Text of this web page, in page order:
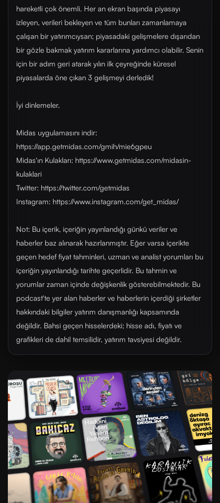
hareketli çok önemli. Her an ekran başında piyasayı
izleyen, verileri bekleyen ve tüm bunları zamanlamaya
çalışan bir yatırımcıysan; piyasadaki gelişmelere dışarıdan
bir gözle bakmak yatırım kararlarına yardımcı olabilir. Senin
için bir adım geri atarak yılın ilk çeyreğinde küresel
piyasalarda öne çıkan 3 gelişmeyi derledik!
İyi dinlemeler.
Midas uygulamasını indir:
https://app.getmidas.com/gmih/mie6gpeu
Midas'ın Kulakları: https://www.getmidas.com/midasin-
kulaklari
Twitter: https://twitter.com/getmidas
Instagram: https://www.instagram.com/get_midas/
Not: Bu içerik, içeriğin yayınlandığı günkü veriler ve
haberler baz alınarak hazırlanmıştır. Eğer varsa içerikte
geçen hedef fiyat tahminleri, uzman ve analist yorumları bu
içeriğin yayınlandığı tarihte geçerlidir. Bu tahmin ve
yorumlar zaman içinde değişkenlik gösterebilmektedir. Bu
podcast'te yer alan haberler ve haberlerin içerdiği şirketler
hakkındaki bilgiler yatırım danışmanlığı kapsamında
değildir. Bahsi geçen hisselerdeki; hisse adı, fiyatı ve
grafikleri de dahil temsilidir, yatırım tavsiyesi değildir.